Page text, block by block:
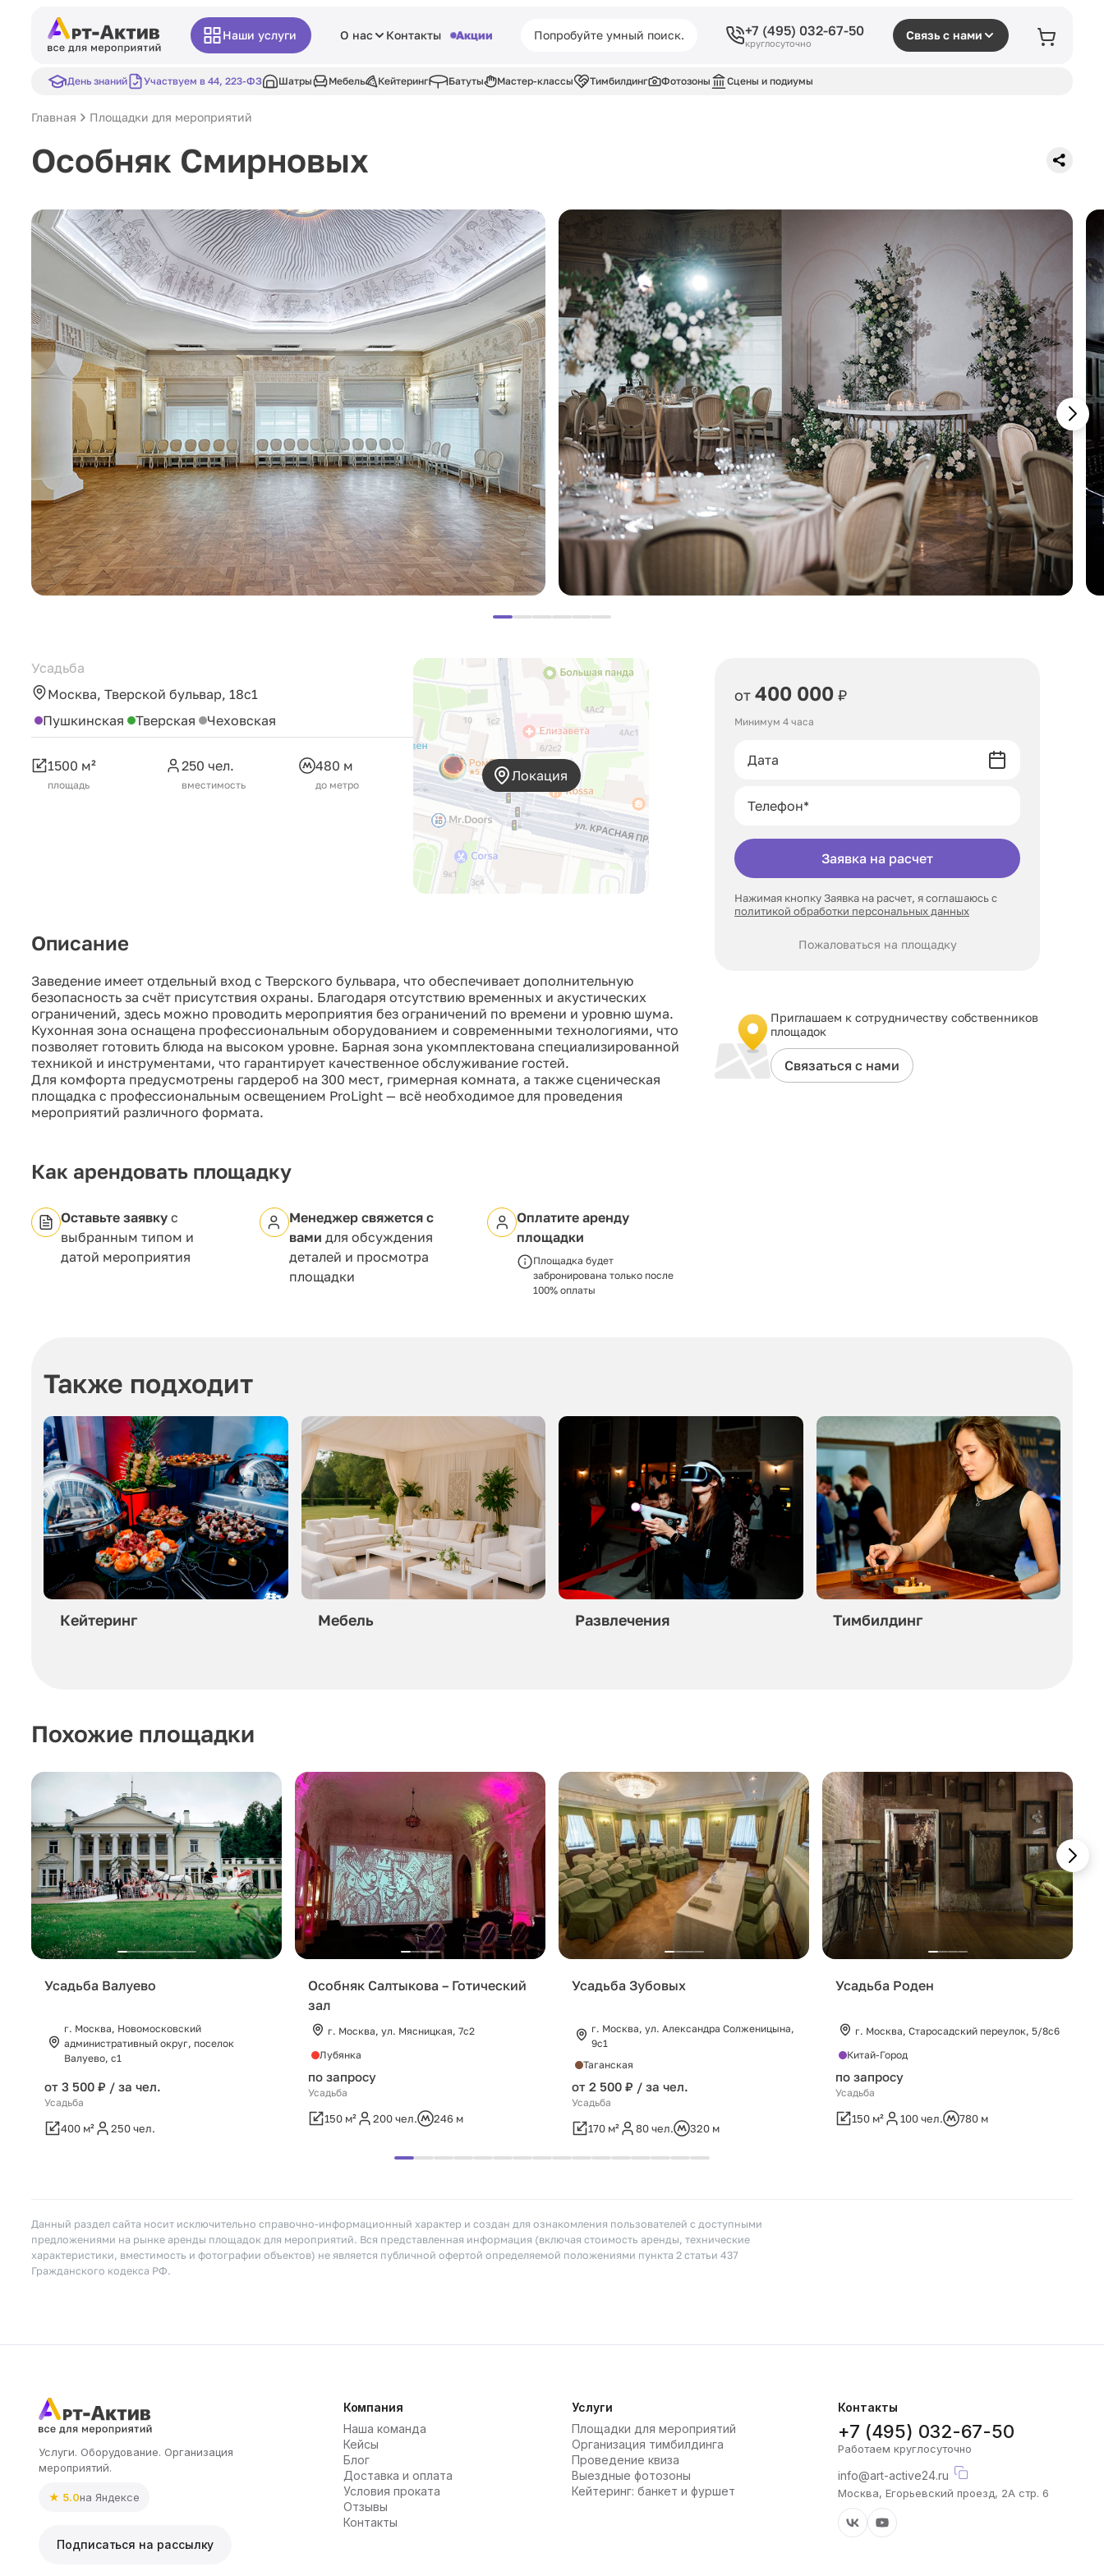
Наши услуги О нас Контакты Акции +7 (495) 032-67-50
круглосуточно
Связь с нами
День знаний Участвуем в 44, 223-ФЗ Шатры Мебель Кейтеринг Батуты Мастер-классы Тимбилдинг Фотозоны Сцены и подиумы
Главная Площадки для мероприятий
Особняк Смирновых
Усадьба
Москва, Тверской бульвар, 18с1
Пушкинская
Тверская Чеховская
1500 м²
площадь
250 чел.
вместимость
480 м
до метро
Локация
Описание
Заведение имеет отдельный вход с Тверского бульвара, что обеспечивает дополнительную
безопасность за счёт присутствия охраны. Благодаря отсутствию временных и акустических
ограничений, здесь можно проводить мероприятия без ограничений по времени и уровню шума.
Кухонная зона оснащена профессиональным оборудованием и современными технологиями, что
позволяет готовить блюда на высоком уровне. Барная зона укомплектована специализированной
техникой и инструментами, что гарантирует качественное обслуживание гостей.
Для комфорта предусмотрены гардероб на 300 мест, гримерная комната, а также сценическая
площадка с профессиональным освещением ProLight — всё необходимое для проведения
мероприятий различного формата.
Как арендовать площадку
Оставьте заявку с
выбранным типом и
датой мероприятия
Менеджер свяжется с
вами для обсуждения
деталей и просмотра
площадки
Оплатите аренду
площадки
Площадка будет
забронирована только после
100% оплаты
от 400 000 ₽
Минимум 4 часа
Заявка на расчет
Нажимая кнопку Заявка на расчет, я соглашаюсь с
политикой обработки персональных данных
Пожаловаться на площадку
Приглашаем к сотрудничеству собственников
площадок
Связаться с нами
Также подходит
Кейтеринг Мебель Развлечения Тимбилдинг
Похожие площадки
Усадьба Валуево
г. Москва, Новомосковский
административный округ, поселок
Валуево, с1
от 3 500 ₽ / за чел.
Усадьба
400 м² 250 чел.
Особняк Салтыкова – Готический
зал
г. Москва, ул. Мясницкая, 7с2
Лубянка
по запросу
Усадьба
150 м² 200 чел. 246 м
Усадьба Зубовых
г. Москва, ул. Александра Солженицына,
9с1
Таганская
от 2 500 ₽ / за чел.
Усадьба
170 м² 80 чел. 320 м
Усадьба Роден
г. Москва, Старосадский переулок, 5/8с6
Китай-Город
по запросу
Усадьба
150 м² 100 чел. 780 м
Данный раздел сайта носит исключительно справочно-информационный характер и создан для ознакомления пользователей с доступными
предложениями на рынке аренды площадок для мероприятий. Вся представленная информация (включая стоимость аренды, технические
характеристики, вместимость и фотографии объектов) не является публичной офертой определяемой положениями пункта 2 статьи 437
Гражданского кодекса РФ.
Услуги. Оборудование. Организация
мероприятий.
★ 5.0на Яндексе
Подписаться на рассылку
Компания
Наша команда
Кейсы
Блог
Доставка и оплата
Условия проката
Отзывы
Контакты
Услуги
Площадки для мероприятий
Организация тимбилдинга
Проведение квиза
Выездные фотозоны
Кейтеринг: банкет и фуршет
Контакты
+7 (495) 032-67-50
Работаем круглосуточно
info@art-active24.ru
Москва, Егорьевский проезд, 2А стр. 6